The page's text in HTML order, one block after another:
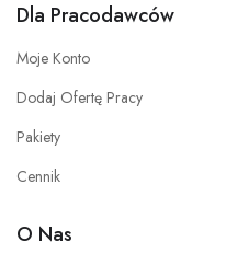
Dla Pracodawców
Moje Konto
Dodaj Ofertę Pracy
Pakiety
Cennik
O Nas